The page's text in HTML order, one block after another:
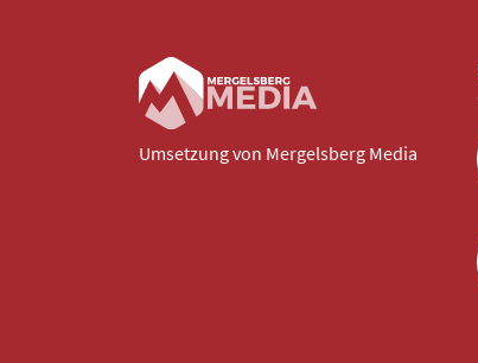
Umsetzung von Mergelsberg Media